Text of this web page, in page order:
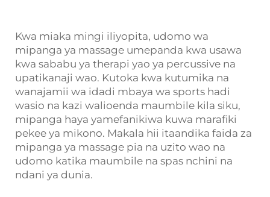
Kwa miaka mingi iliyopita, udomo wa
mipanga ya massage umepanda kwa usawa
kwa sababu ya therapi yao ya percussive na
upatikanaji wao. Kutoka kwa kutumika na
wanajamii wa idadi mbaya wa sports hadi
wasio na kazi walioenda maumbile kila siku,
mipanga haya yamefanikiwa kuwa marafiki
pekee ya mikono. Makala hii itaandika faida za
mipanga ya massage pia na uzito wao na
udomo katika maumbile na spas nchini na
ndani ya dunia.